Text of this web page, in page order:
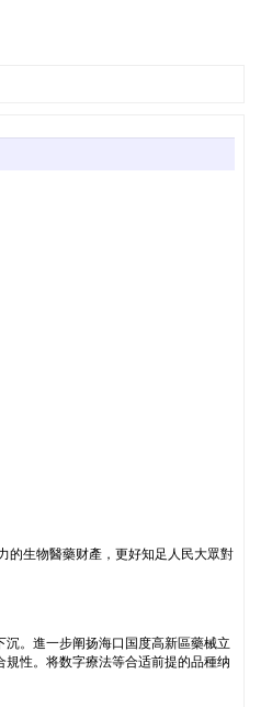
的生物醫藥财產，更好知足人民大眾對
。進一步阐扬海口国度高新區藥械立
性。将数字療法等合适前提的品種纳